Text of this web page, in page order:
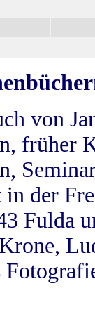
von
früher
der
Fulda